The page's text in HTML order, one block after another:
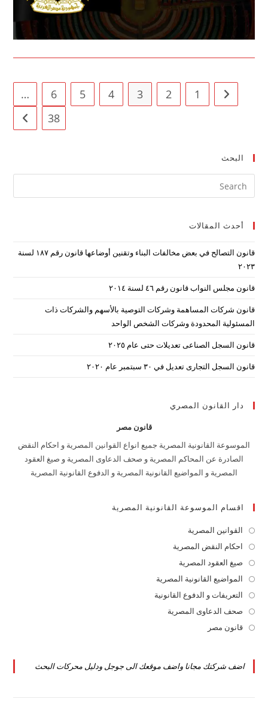
Go to the previous page
1
2
3
4
5
6
…
38
page
البحث
أحدث المقالات
قانون التصالح في بعض مخالفات البناء وتقنين أوضاعها قانون رقم ۱۸۷ لسنة
۲۰۲۳
قانون مجلس النواب قانون رقم ٤٦ لسنة ٢٠١٤
قانون شركات المساهمة وشركات التوصية بالأسهم والشركات ذات
المسئولية المحدودة وشركات الشخص الواحد
قانون السجل الصناعى تعديلات حتى عام ٢٠٢٥
قانون السجل التجارى تعديل في ٣٠ سبتمبر عام ٢٠٢٠
دار القانون المصري
قانون مصر
الموسوعة القانونية المصرية جميع انواع القوانين المصرية و احكام النقض
الصادرة عن المحاكم المصرية و صحف الدعاوى المصرية و صيغ العقود
المصرية و المواضيع القانونية المصرية و الدفوع القانونية المصرية
اقسام الموسوعة القانونية المصرية
القوانين المصرية
in
a
new
tab
احكام النقض المصرية
a
new
صيغ العقود المصرية
in
a
new
المواضيع القانونية المصرية
inالتعريفات و الدفوع القانونية
صحف الدعاوى المصرية
tab
قانون مصر
new
اضف شركتك مجانا واضف موقعك الى جوجل ودليل محركات البحث